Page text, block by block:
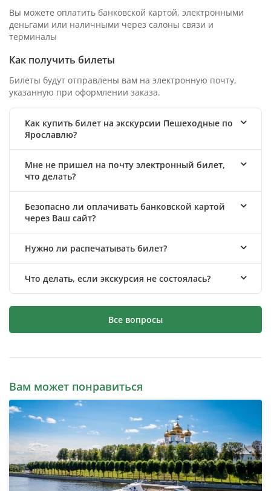
Вы можете оплатить банковской картой, электронными
деньгами или наличными через салоны связи и
терминалы
Как получить билеты
Билеты будут отправлены вам на электронную почту,
указанную при оформлении заказа.
Как купить билет на экскурсии Пешеходные по
Ярославлю?
Мне не пришел на почту электронный билет,
что делать?
Безопасно ли оплачивать банковской картой
через Ваш сайт?
Нужно ли распечатывать билет?
Что делать, если экскурсия не состоялась?
Все вопросы
Вам может понравиться